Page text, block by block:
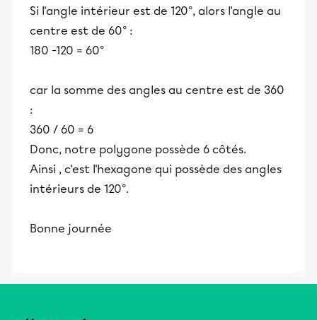
Si l'angle intérieur est de 120°, alors l'angle au
centre est de 60° :
180 -120 = 60°
car la somme des angles au centre est de 360
:
360 / 60 = 6
Donc, notre polygone possède 6 côtés.
Ainsi , c'est l'hexagone qui possède des angles
intérieurs de 120°.
Bonne journée